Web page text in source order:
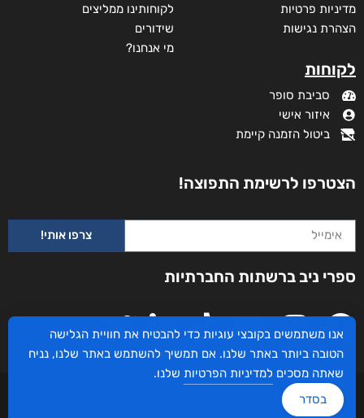
מדיניות פרטיות
הצהרת נגישות
לקוחות
סביבת סופר
איזור אישי
ביטול הזמנה קיימת
לקוחותינו ממליצים
שידורים
מי אנחנו?
הצטרפו לרשימת התפוצה!
צרפו אותי!
ספרי ניב ברשתות החברתיות
עיצוב ובניית האתר: ספרי ניב © כל הזכויות שמורות. בוקסאי טכנולוגיות בע"מ שד אבא
אנו משתמשים בקובצי עוגיות כדי להבטיח את חוויית הגלישה
הטובה ביותר באתר שלנו. אם תמשיך להשתמש באתר שלנו, נניח
שאתה מסכים למדיניות הפרטיות שלנו.
בסדר